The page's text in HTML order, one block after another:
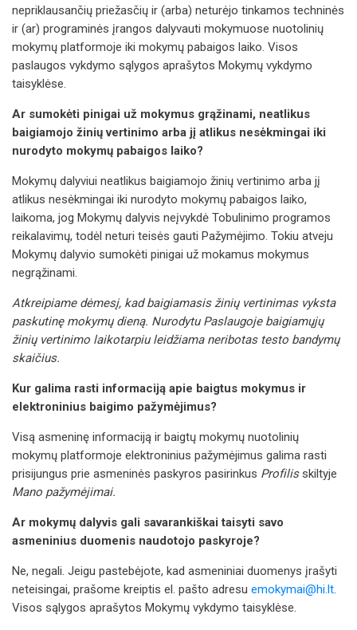
nepriklausančių priežasčių ir (arba) neturėjo tinkamos techninės
ir (ar) programinės įrangos dalyvauti mokymuose nuotolinių
mokymų platformoje iki mokymų pabaigos laiko. Visos
paslaugos vykdymo sąlygos aprašytos Mokymų vykdymo
taisyklėse.
Ar sumokėti pinigai už mokymus grąžinami, neatlikus
baigiamojo žinių vertinimo arba jį atlikus nesėkmingai iki
nurodyto mokymų pabaigos laiko?
Mokymų dalyviui neatlikus baigiamojo žinių vertinimo arba jį
atlikus nesėkmingai iki nurodyto mokymų pabaigos laiko,
laikoma, jog Mokymų dalyvis neįvykdė Tobulinimo programos
reikalavimų, todėl neturi teisės gauti Pažymėjimo. Tokiu atveju
Mokymų dalyvio sumokėti pinigai už mokamus mokymus
negrąžinami.
Atkreipiame dėmesį, kad baigiamasis žinių vertinimas vyksta
paskutinę mokymų dieną. Nurodytu Paslaugoje baigiamųjų
žinių vertinimo laikotarpiu leidžiama neribotas testo bandymų
skaičius.
Kur galima rasti informaciją apie baigtus mokymus ir
elektroninius baigimo pažymėjimus?
Visą asmeninę informaciją ir baigtų mokymų nuotolinių
mokymų platformoje elektroninius pažymėjimus galima rasti
prisijungus prie asmeninės paskyros pasirinkus Profilisskiltyje
Mano pažymėjimai.
Ar mokymų dalyvis gali savarankiškai taisyti savo
asmeninius duomenis naudotojo paskyroje?
Ne, negali. Jeigu pastebėjote, kad asmeniniai duomenys įrašyti
neteisingai, prašome kreiptis el. pašto adresu emokymai@hi.lt.
Visos sąlygos aprašytos Mokymų vykdymo taisyklėse.